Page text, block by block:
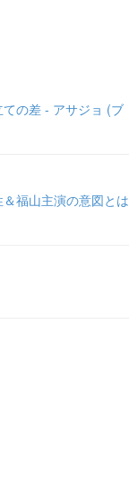
の差 - アサジョ (ブ
福山主演の意図とは